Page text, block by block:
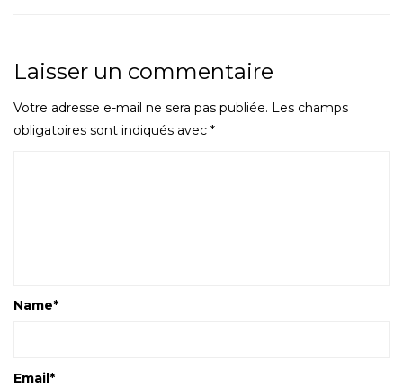
Laisser un commentaire
Votre adresse e-mail ne sera pas publiée. Les champs
obligatoires sont indiqués avec *
Name*
Email*